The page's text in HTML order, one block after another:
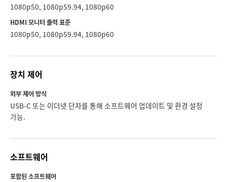
1080p50, 1080p59.94, 1080p60
HDMI 모니터 출력 표준
1080p50, 1080p59.94, 1080p60
장치 제어
외부 제어 방식
USB-C 또는 이더넷 단자를 통해 소프트웨어 업데이트 및 환경 설정
가능.
소프트웨어
포함된 소프트웨어